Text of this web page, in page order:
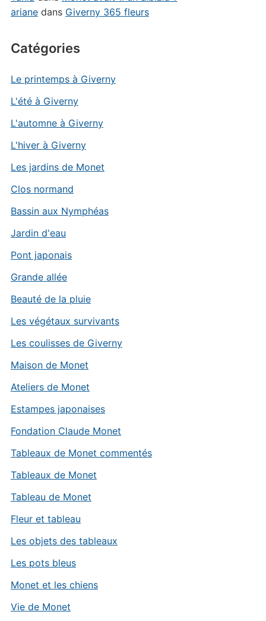
arianedans Giverny 365 fleurs
Catégories
Le printemps à Giverny
L'été à Giverny
L'automne à Giverny
L'hiver à Giverny
Les jardins de Monet
Clos normand
Bassin aux Nymphéas
Jardin d'eau
Pont japonais
Grande allée
Beauté de la pluie
Les végétaux survivants
Les coulisses de Giverny
Maison de Monet
Ateliers de Monet
Estampes japonaises
Fondation Claude Monet
Tableaux de Monet commentés
Tableaux de Monet
Tableau de Monet
Fleur et tableau
Les objets des tableaux
Les pots bleus
Monet et les chiens
Vie de Monet